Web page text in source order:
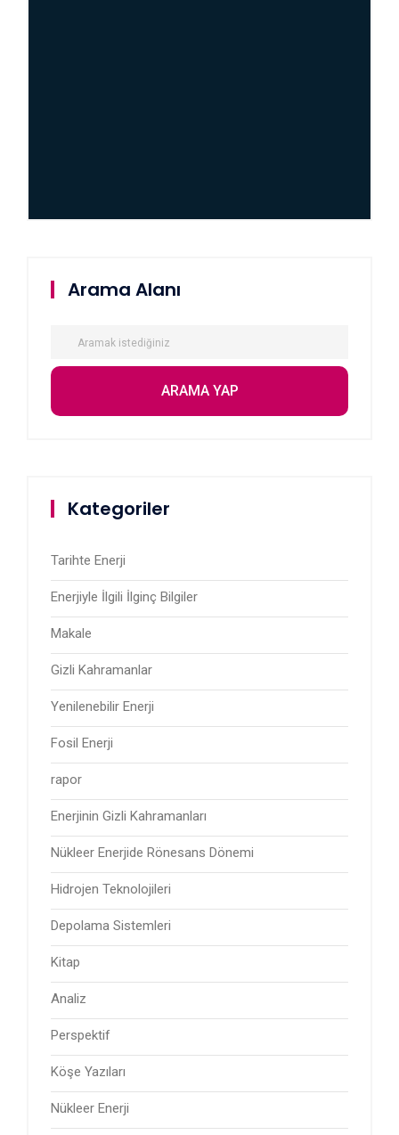
Arama Alanı
Kategoriler
Tarihte Enerji
Enerjiyle İlgili İlginç Bilgiler
Makale
Gizli Kahramanlar
Yenilenebilir Enerji
Fosil Enerji
rapor
Enerjinin Gizli Kahramanları
Nükleer Enerjide Rönesans Dönemi
Hidrojen Teknolojileri
Depolama Sistemleri
Kitap
Analiz
Perspektif
Köşe Yazıları
Nükleer Enerji